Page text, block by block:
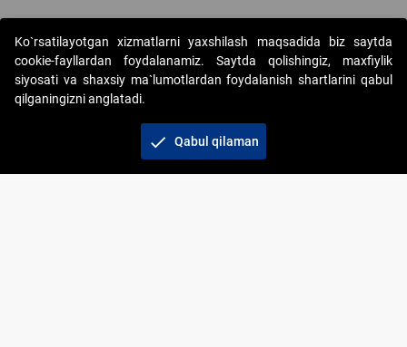
Copyright © 2017-2026. "Elektron onlayn-auksionlarni tashkil etish"
AJ. Barcha huquqlar himoyalangan
+998 71 202-21-11
Ko`rsatilayotgan xizmatlarni yaxshilash maqsadida biz saytda
cookie-fayllardan foydalanamiz. Saytda qolishingiz, maxfiylik
siyosati va shaxsiy ma`lumotlardan foydalanish shartlarini qabul
qilganingizni anglatadi.
check Qabul qilaman